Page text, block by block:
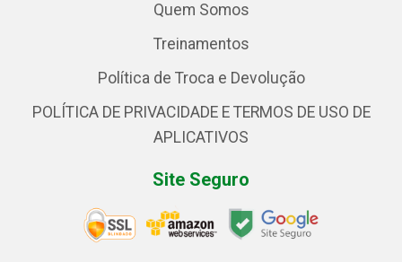
Quem Somos
Treinamentos
Política de Troca e Devolução
POLÍTICA DE PRIVACIDADE E TERMOS DE USO DE
APLICATIVOS
Site Seguro